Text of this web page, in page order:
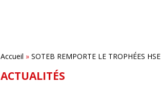
Accueil » SOTEB REMPORTE LE TROPHÉES HSE
ACTUALITÉS